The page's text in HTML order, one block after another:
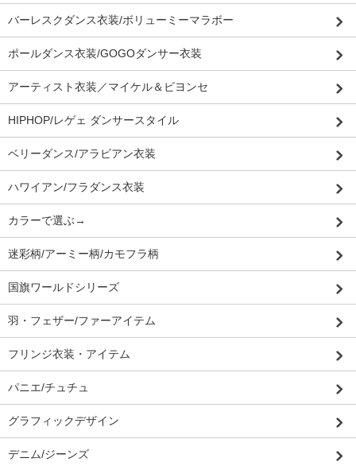
バーレスクダンス衣装/ボリューミーマラボー
ポールダンス衣装/GOGOダンサー衣装
アーティスト衣装／マイケル＆ビヨンセ
HIPHOP/レゲェ ダンサースタイル
ベリーダンス/アラビアン衣装
ハワイアン/フラダンス衣装
カラーで選ぶ→
迷彩柄/アーミー柄/カモフラ柄
国旗ワールドシリーズ
羽・フェザー/ファーアイテム
フリンジ衣装・アイテム
パニエ/チュチュ
グラフィックデザイン
デニム/ジーンズ